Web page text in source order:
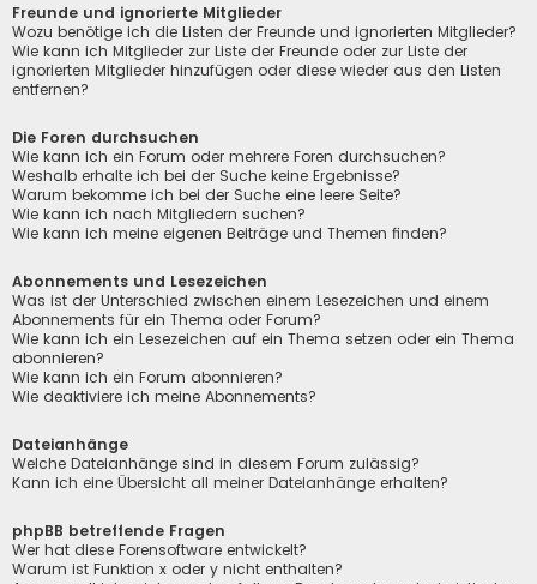
Freunde und ignorierte Mitglieder
Wozu benötige ich die Listen der Freunde und ignorierten Mitglieder?
Wie kann ich Mitglieder zur Liste der Freunde oder zur Liste der
ignorierten Mitglieder hinzufügen oder diese wieder aus den Listen
entfernen?
Die Foren durchsuchen
Wie kann ich ein Forum oder mehrere Foren durchsuchen?
Weshalb erhalte ich bei der Suche keine Ergebnisse?
Warum bekomme ich bei der Suche eine leere Seite?
Wie kann ich nach Mitgliedern suchen?
Wie kann ich meine eigenen Beiträge und Themen finden?
Abonnements und Lesezeichen
Was ist der Unterschied zwischen einem Lesezeichen und einem
Abonnements für ein Thema oder Forum?
Wie kann ich ein Lesezeichen auf ein Thema setzen oder ein Thema
abonnieren?
Wie kann ich ein Forum abonnieren?
Wie deaktiviere ich meine Abonnements?
Dateianhänge
Welche Dateianhänge sind in diesem Forum zulässig?
Kann ich eine Übersicht all meiner Dateianhänge erhalten?
phpBB betreffende Fragen
Wer hat diese Forensoftware entwickelt?
Warum ist Funktion x oder y nicht enthalten?